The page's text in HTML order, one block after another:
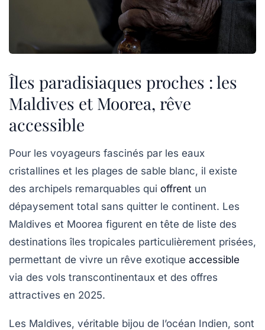
Îles paradisiaques proches : les
Maldives et Moorea, rêve
accessible
Pour les voyageurs fascinés par les eaux
cristallines et les plages de sable blanc, il existe
des archipels remarquables qui offrent un
dépaysement total sans quitter le continent. Les
Maldives et Moorea figurent en tête de liste des
destinations îles tropicales particulièrement prisées,
permettant de vivre un rêve exotique accessible
via des vols transcontinentaux et des offres
attractives en 2025.
Les Maldives, véritable bijou de l’océan Indien, sont